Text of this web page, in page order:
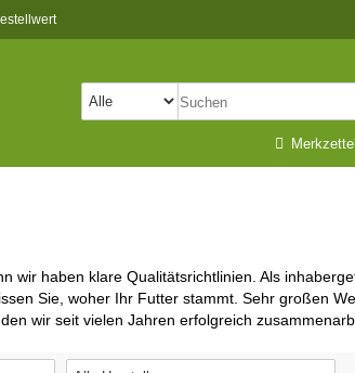
Merkzettel
wir haben klare Qualitätsrichtlinien. Als
Sie, woher Ihr Futter stammt. Sehr großen
wir seit vielen Jahren erfolgreich